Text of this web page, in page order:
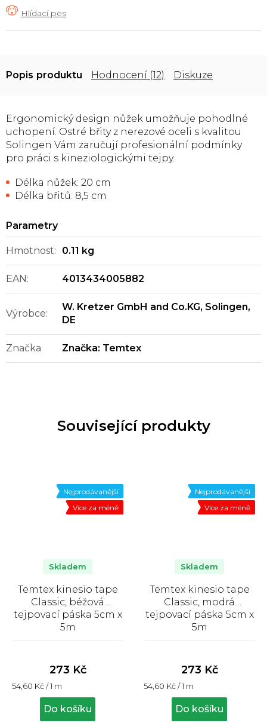
Související produkty
Nejprodávanější
Více za méně
Temtex kinesio tape
Classic, béžová
tejpovací páska 5cm x
5m
produktu
4,9
z
Skladem
273 Kč
Měrná
54,60 Kč / 1 m
Do košíku
Nejprodávanější
Více za méně
Temtex kinesio tape
Classic, modrá
tejpovací páska 5cm x
5m
produktu
4,5
z
Skladem
273 Kč
Měrná
54,60 Kč / 1 m
Do košíku
Popis Hodnocení (12) Diskuze
Ergonomický design nůžek umožňuje pohodlné
uchopení. Ostré břity z nerezové oceli s kvalitou
Solingen Vám zaručují profesionální podmínky
pro práci s kineziologickými tejpy.
Délka nůžek: 20 cm
Délka břitů: 8,5 cm
Hmotnost: 0.11 kg
EAN: 4013434005882
Výrobce:
W. Kretzer GmbH and Co.KG, Solingen,
DE
Značka Značka: Temtex